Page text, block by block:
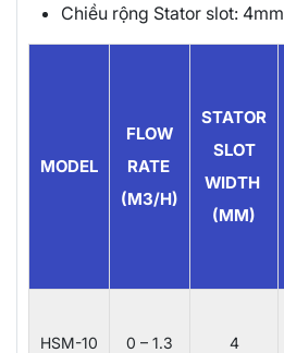
Chiều rộng Stator slot: 4mm
MODEL
FLOW
RATE
(M3/H)
STATOR
SLOT
WIDTH
(MM)
HSM-10 0 – 1.3 4